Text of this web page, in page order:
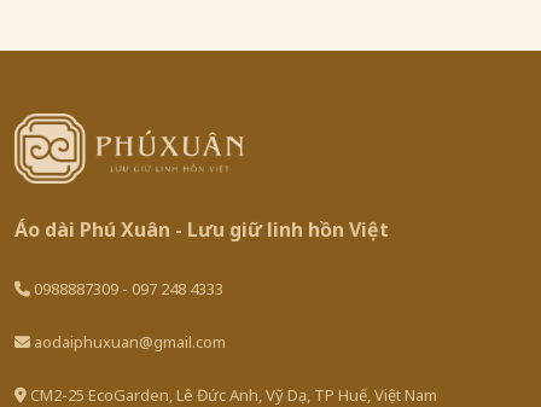
Áo dài Phú Xuân - Lưu giữ linh hồn Việt
0988887309 - 097 248 4333
aodaiphuxuan@gmail.com
CM2-25 EcoGarden, Lê Đức Anh, Vỹ Dạ, TP Huế, Việt Nam